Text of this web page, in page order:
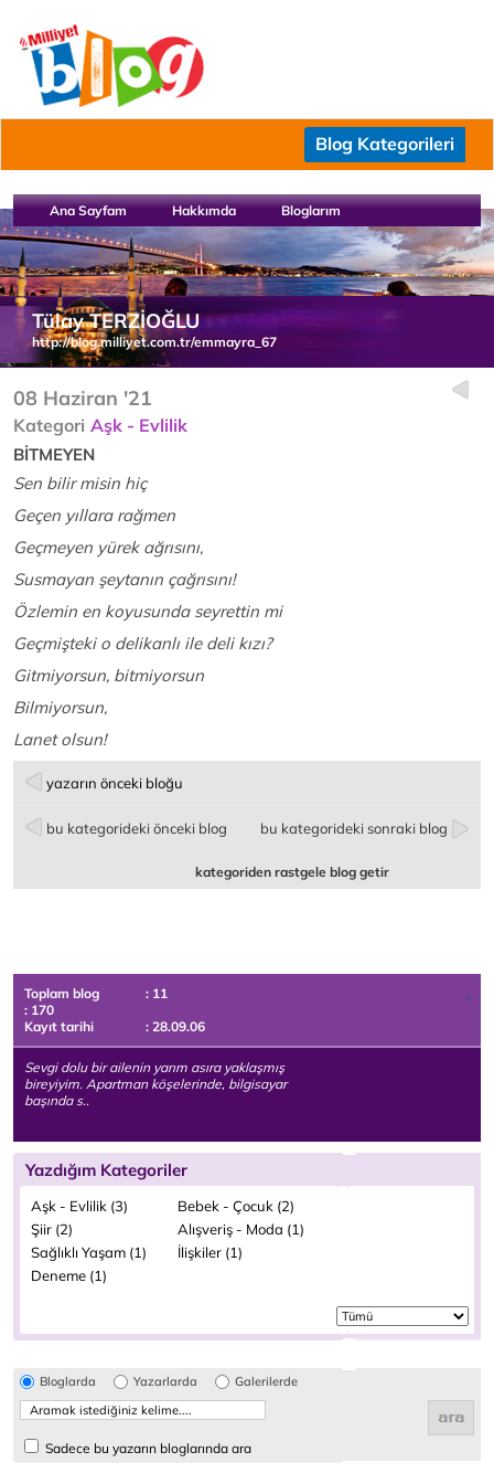
Blog Kategorileri
Ana Sayfam Hakkımda Bloglarım
Tülay TERZİOĞLU
http://blog.milliyet.com.tr/emmayra_67
08 Haziran '21
Kategori Aşk - Evlilik
BİTMEYEN
Sen bilir misin hiç
Geçen yıllara rağmen
Geçmeyen yürek ağrısını,
Susmayan şeytanın çağrısını!
Özlemin en koyusunda seyrettin mi
Geçmişteki o delikanlı ile deli kızı?
Gitmiyorsun, bitmiyorsun
Bilmiyorsun,
Lanet olsun!
yazarın önceki bloğu
bu kategorideki önceki blog bu kategorideki sonraki blog
kategoriden rastgele blog getir
Toplam blog
: 11
: 170
Kayıt tarihi
: 28.09.06
Sevgi dolu bir ailenin yarım asıra yaklaşmış
bireyiyim. Apartman köşelerinde, bilgisayar
başında s..
Yazdığım Kategoriler
Aşk - Evlilik (3)
Bebek - Çocuk (2)
Şiir (2)
Alışveriş - Moda (1)
Sağlıklı Yaşam (1)
İlişkiler (1)
Deneme (1)
Bloglarda Yazarlarda Galerilerde
Sadece bu yazarın bloglarında ara